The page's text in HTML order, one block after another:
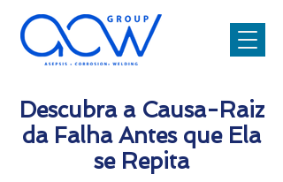
Descubra a Causa-Raiz
da Falha Antes que Ela
se Repita